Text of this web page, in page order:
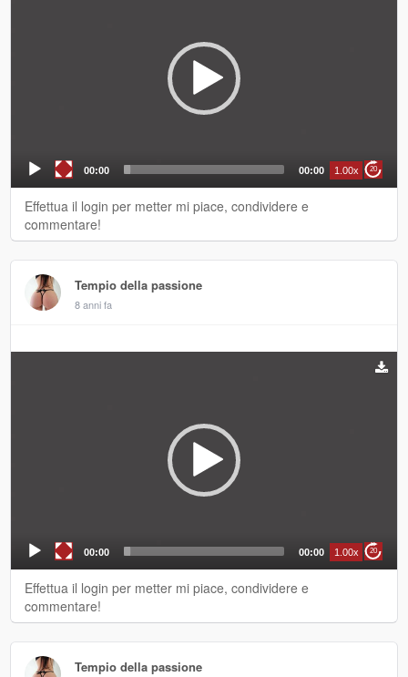
00:00 00:00 1.00x 20
Effettua il login per metter mi piace, condividere e
commentare!
Tempio della passione
8 anni fa
00:00 00:00 1.00x 20
Effettua il login per metter mi piace, condividere e
commentare!
Tempio della passione